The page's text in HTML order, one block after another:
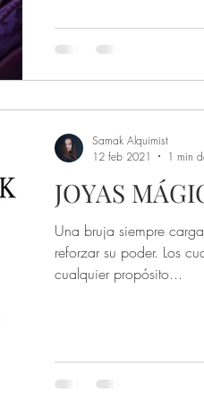
y Alquimia
JOYAS
Una bruja siempre
reforzar su poder. Los
cualquier propósito...
Samak Alquimist
12 feb 2021
1 min